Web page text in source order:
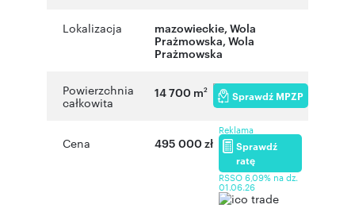
Lokalizacja mazowieckie, Wola
Prażmowska, Wola
Prażmowska
Powierzchnia
całkowita
14 700 m2 Sprawdź MPZP
Cena 495 000 zł
Reklama
Sprawdź
ratę
RSSO 6,09% na dz.
01.06.26